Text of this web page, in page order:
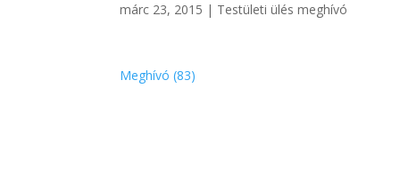
márc 23, 2015 | Testületi ülés meghívó
Meghívó (83)